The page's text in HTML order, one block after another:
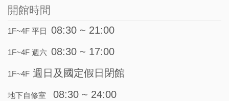
開館時間
1F~4F 平日 08:30 ~ 21:00
1F~4F 週六 08:30 ~ 17:00
1F~4F 週日及國定假日閉館
地下自修室 08:30 ~ 24:00